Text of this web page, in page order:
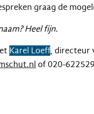
graag de
Heel fijn.
Karel Loeff, directeur
of 020-